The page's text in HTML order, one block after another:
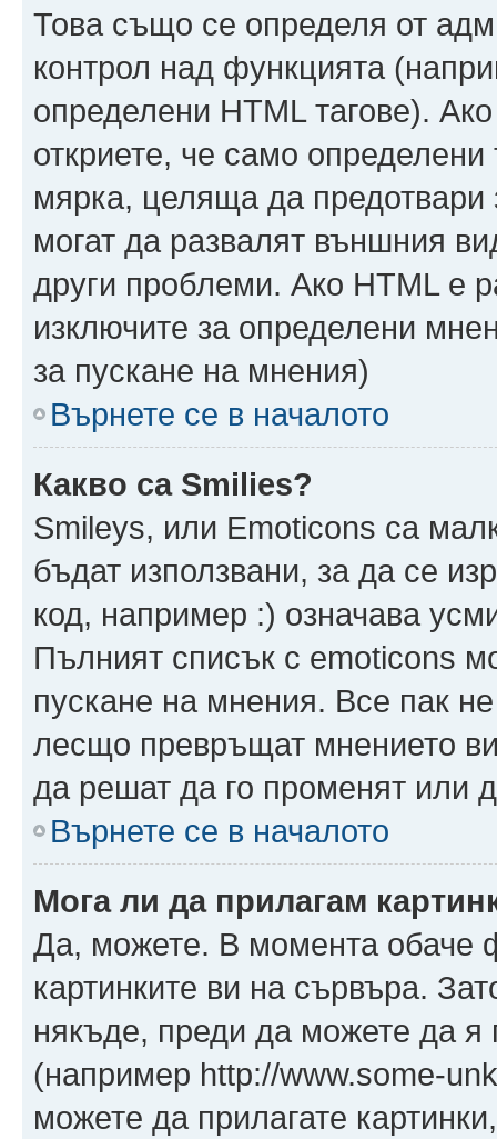
Това също се определя от
контрол над функцията
определени HTML тагове).
откриете, че само определени
мярка, целяща да предотвари
могат да развалят външния
други проблеми. Ако HTML е
изключите за определени
за пускане на мнения)
Върнете се в началото
Какво са Smilies?
Smileys, или Emoticons са
бъдат използвани, за да се
код, например :) означава
Пълният списък с emoticons
пускане на мнения. Все пак
лесщо превръщат мнението
да решат да го променят или
Върнете се в началото
Мога ли да прилагам
Да, можете. В момента обаче
картинките ви на сървъра.
някъде, преди да можете да
(например http://www.some-
можете да прилагате